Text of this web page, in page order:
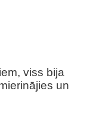
viss bija
un